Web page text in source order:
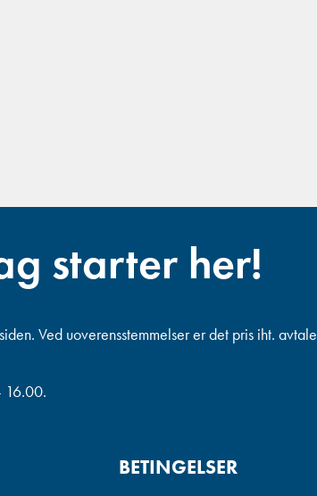
starter her!
Ved uoverensstemmelser er det pris iht. avtale
16.00.
BETINGELSER